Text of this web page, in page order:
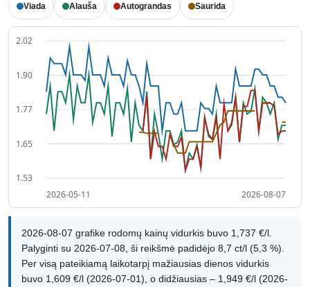
Viada Alauša Autograndas Saurida
2026-08-07 grafike rodomų kainų vidurkis buvo 1,737 €/l.
Palyginti su 2026-07-08, ši reikšmė padidėjo 8,7 ct/l (5,3 %).
Per visą pateikiamą laikotarpį mažiausias dienos vidurkis
buvo 1,609 €/l (2026-07-01), o didžiausias – 1,949 €/l (2026-